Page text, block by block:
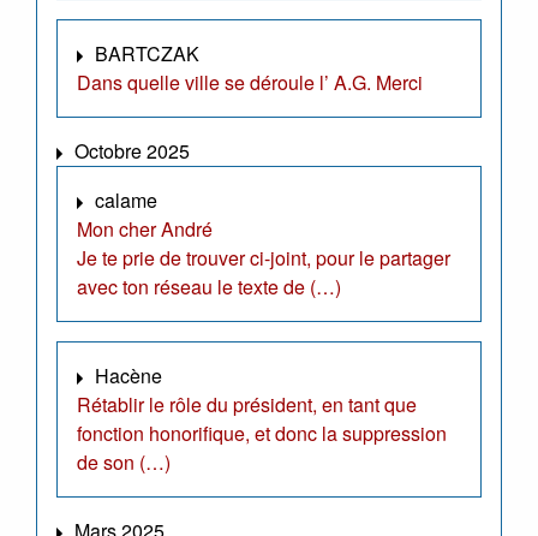
BARTCZAK
Dans quelle ville se déroule l’ A.G. Merci
Octobre 2025
calame
Mon cher André
Je te prie de trouver ci-joint, pour le partager
avec ton réseau le texte de (…)
Hacène
Rétablir le rôle du président, en tant que
fonction honorifique, et donc la suppression
de son (…)